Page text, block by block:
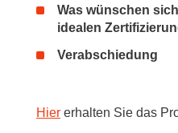
Was wünschen
idealen
Verabschiedung
Hier erhalten Sie das